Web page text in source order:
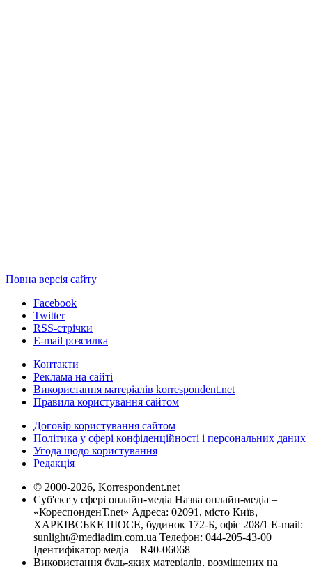
Повна версія сайту
Facebook
Twitter
RSS-стрічки
E-mail розсилка
Контакти
Реклама на сайті
Використання матеріалів korrespondent.net
Правила користування сайтом
Договір користування сайтом
Політика у сфері конфіденційності і персональних даних
Угода щодо користування
Редакція
© 2000-2026, Korrespondent.net
Суб'єкт у сфері онлайн-медіа Назва онлайн-медіа –
«КореспонденТ.net» Адреса: 02091, місто Київ,
ХАРКІВСЬКЕ ШОСЕ, будинок 172-Б, офіс 208/1 E-mail:
sunlight@mediadim.com.ua Телефон: 044-205-43-00
Ідентифікатор медіа – R40-06068
Використання будь-яких матеріалів, розміщених на